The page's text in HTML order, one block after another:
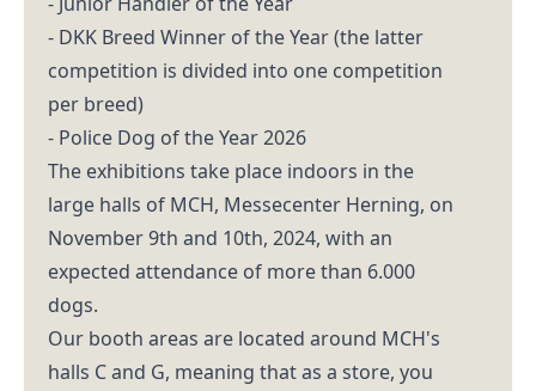
- DKK Breed Winner of the Year (the latter
competition is divided into one competition
per breed)
- Police Dog of the Year 2026
The exhibitions take place indoors in the
large halls of MCH, Messecenter Herning, on
November 9th and 10th, 2024, with an
expected attendance of more than 6.000
dogs.
Our booth areas are located around MCH's
halls C and G, meaning that as a store, you